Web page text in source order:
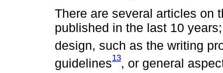
There are several articles on
published in the last 10
design, such as the writing
guidelines13, or general